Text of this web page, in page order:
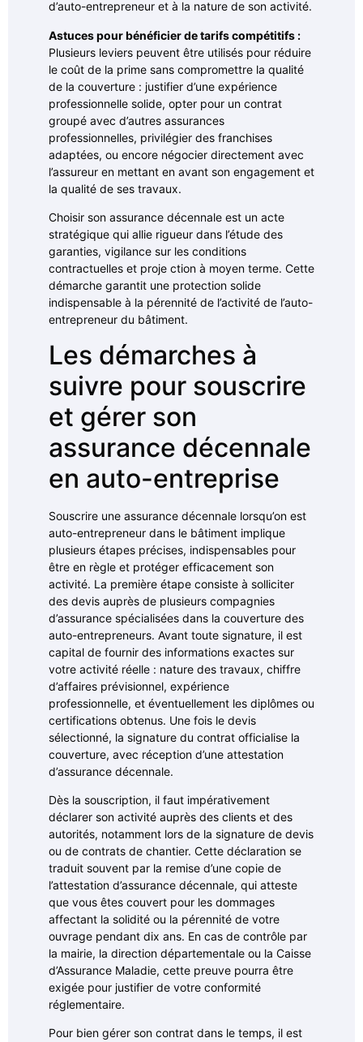
d’auto-entrepreneur et à la nature de son activité.
Astuces pour bénéficier de tarifs compétitifs :
Plusieurs leviers peuvent être utilisés pour réduire
le coût de la prime sans compromettre la qualité
de la couverture : justifier d’une expérience
professionnelle solide, opter pour un contrat
groupé avec d’autres assurances
professionnelles, privilégier des franchises
adaptées, ou encore négocier directement avec
l’assureur en mettant en avant son engagement et
la qualité de ses travaux.
Choisir son assurance décennale est un acte
stratégique qui allie rigueur dans l’étude des
garanties, vigilance sur les conditions
contractuelles et proje ction à moyen terme. Cette
démarche garantit une protection solide
indispensable à la pérennité de l’activité de l’auto-
entrepreneur du bâtiment.
Les démarches à
suivre pour souscrire
et gérer son
assurance décennale
en auto-entreprise
Souscrire une assurance décennale lorsqu’on est
auto-entrepreneur dans le bâtiment implique
plusieurs étapes précises, indispensables pour
être en règle et protéger efficacement son
activité. La première étape consiste à solliciter
des devis auprès de plusieurs compagnies
d’assurance spécialisées dans la couverture des
auto-entrepreneurs. Avant toute signature, il est
capital de fournir des informations exactes sur
votre activité réelle : nature des travaux, chiffre
d’affaires prévisionnel, expérience
professionnelle, et éventuellement les diplômes ou
certifications obtenus. Une fois le devis
sélectionné, la signature du contrat officialise la
couverture, avec réception d’une attestation
d’assurance décennale.
Dès la souscription, il faut impérativement
déclarer son activité auprès des clients et des
autorités, notamment lors de la signature de devis
ou de contrats de chantier. Cette déclaration se
traduit souvent par la remise d’une copie de
l’attestation d’assurance décennale, qui atteste
que vous êtes couvert pour les dommages
affectant la solidité ou la pérennité de votre
ouvrage pendant dix ans. En cas de contrôle par
la mairie, la direction départementale ou la Caisse
d’Assurance Maladie, cette preuve pourra être
exigée pour justifier de votre conformité
réglementaire.
Pour bien gérer son contrat dans le temps, il est